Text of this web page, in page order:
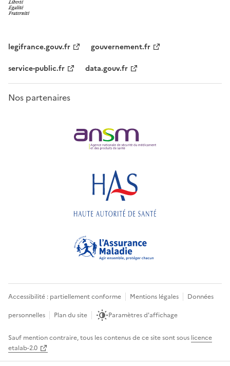
legifrance.gouv.fr
gouvernement.fr
service-public.fr
data.gouv.fr
Nos partenaires
Accessibilité : partiellement conforme Mentions légales
Données
personnelles
Plan du site Paramètres d'affichage
Sauf mention contraire, tous les contenus de ce site sont sous licence
etalab-2.0